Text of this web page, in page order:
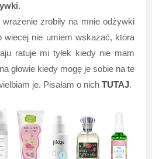
.
zrobiły na mnie odżywki
wiecej nie umiem wskazać, która
ratuje mi tyłek kiedy nie mam
głowie kiedy mogę je sobie na te
je. Pisałam o nich TUTAJ.